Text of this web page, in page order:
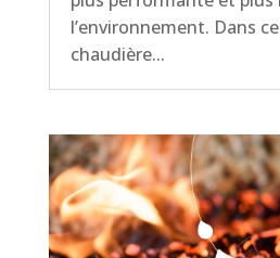
l’environnement. Dans
chaudière...